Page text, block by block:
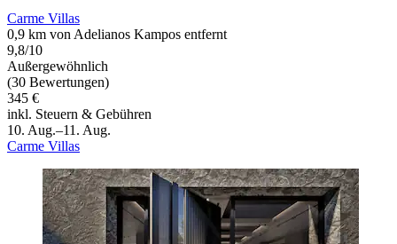
Carme Villas
0,9 km von Adelianos Kampos entfernt
9,8/10
Außergewöhnlich
(30 Bewertungen)
345 €
inkl. Steuern & Gebühren
10. Aug.–11. Aug.
Carme Villas